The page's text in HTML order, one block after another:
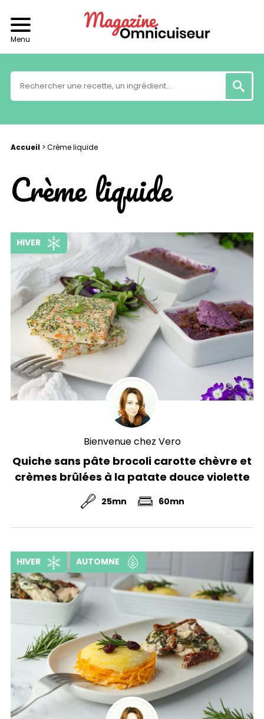
Menu
Accueil> Crème liquide
Crème liquide
Bienvenue chez Vero
HIVER
Quiche sans pâte brocoli carotte chèvre et
crèmes brûlées à la patate douce violette
25mn 60mn
HIVER AUTOMNE